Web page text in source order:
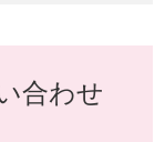
合わせ